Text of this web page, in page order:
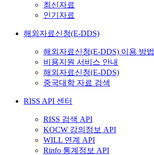
최신자료
인기자료
해외자료신청(E-DDS)
해외자료신청(E-DDS) 이용 방법
비용지원 서비스 안내
해외자료신청(E-DDS)
중국대학 자료 검색
RISS API 센터
RISS 검색 API
KOCW 강의정보 API
WILL 연계 API
Rinfo 통계정보 API